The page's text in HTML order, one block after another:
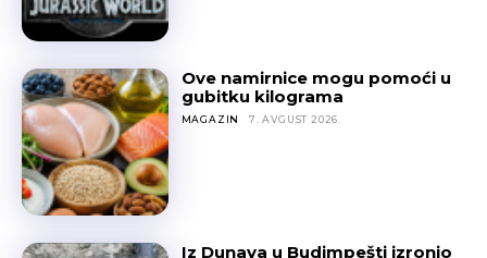
Ove namirnice mogu pomoći u
gubitku kilograma
MAGAZIN 7. AVGUST 2026.
Iz Dunava u Budimpešti izronio